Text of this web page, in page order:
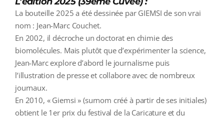
La bouteille 2025 a été dessinée par GIEMSI de son vrai
nom : Jean-Marc Couchet.
En 2002, il décroche un doctorat en chimie des
biomolécules. Mais plutôt que d’expérimenter la science,
Jean-Marc explore d’abord le journalisme puis
l’illustration de presse et collabore avec de nombreux
journaux.
En 2010, « Giemsi » (surnom créé à partir de ses initiales)
obtient le 1er prix du festival de la Caricature et du